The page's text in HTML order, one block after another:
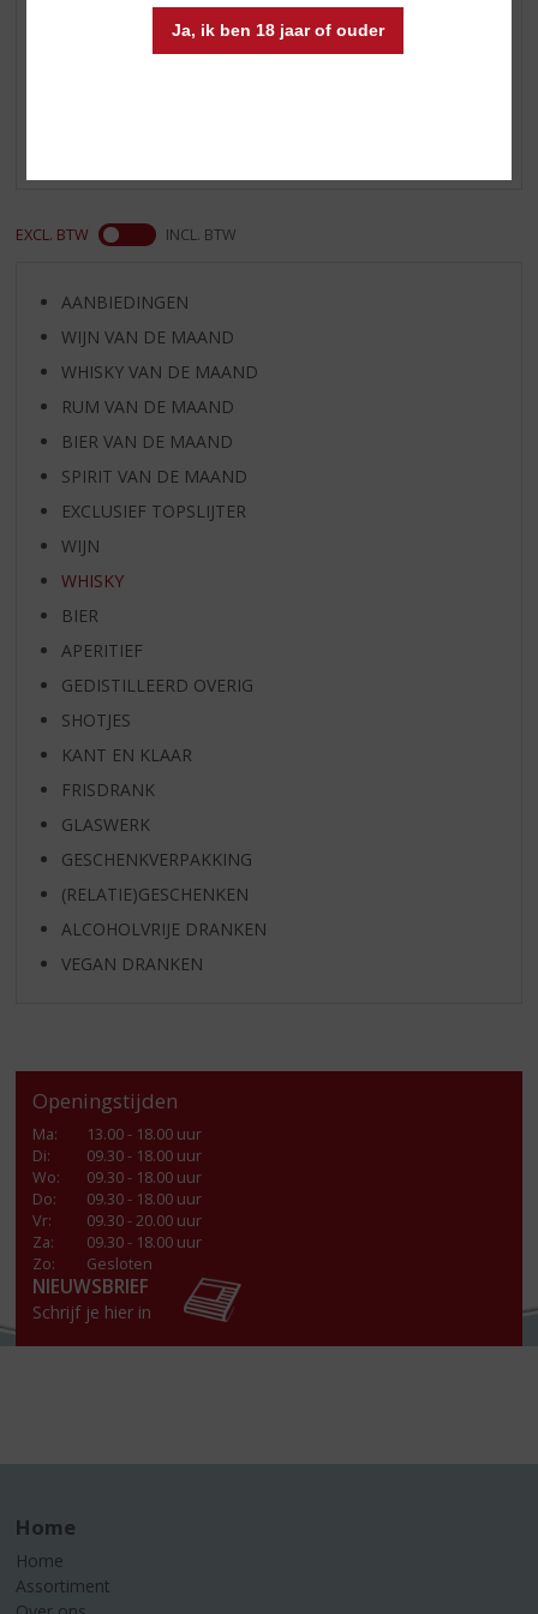
Ja, ik ben 18 jaar of ouder
Reviews
EXCL. BTW INCL. BTW
AANBIEDINGEN
WIJN VAN DE MAAND
WHISKY VAN DE MAAND
RUM VAN DE MAAND
BIER VAN DE MAAND
SPIRIT VAN DE MAAND
EXCLUSIEF TOPSLIJTER
WIJN
WHISKY
BIER
APERITIEF
GEDISTILLEERD OVERIG
SHOTJES
KANT EN KLAAR
FRISDRANK
GLASWERK
GESCHENKVERPAKKING
(RELATIE)GESCHENKEN
ALCOHOLVRIJE DRANKEN
VEGAN DRANKEN
Openingstijden
Ma:
13.00 - 18.00 uur
Di:
09.30 - 18.00 uur
Wo:
09.30 - 18.00 uur
Do:
09.30 - 18.00 uur
Vr:
09.30 - 20.00 uur
Za:
09.30 - 18.00 uur
Zo:
Gesloten
NIEUWSBRIEF
Schrijf je hier in
Home
Home
Assortiment